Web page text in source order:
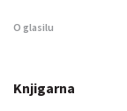
O glasilu
Knjigarna